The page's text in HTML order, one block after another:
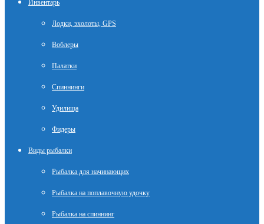
Инвентарь
Лодки, эхолоты, GPS
Воблеры
Палатки
Спиннинги
Удилища
Фидеры
Виды рыбалки
Рыбалка для начинающих
Рыбалка на поплавочную удочку
Рыбалка на спиннинг